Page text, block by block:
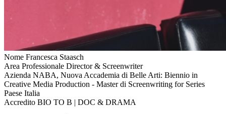
Nome Francesca Staasch
Area Professionale Director & Screenwriter
Azienda NABA, Nuova Accademia di Belle Arti: Biennio in
Creative Media Production - Master di Screenwriting for Series
Paese Italia
Accredito BIO TO B | DOC & DRAMA